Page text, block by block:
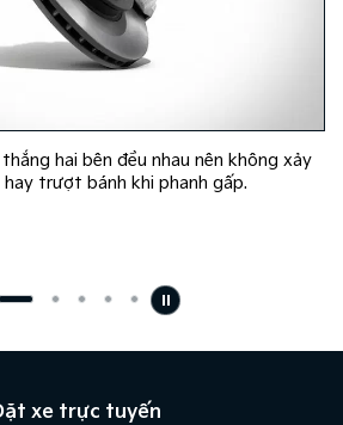
hai bên đều nhau nên không xảy
trượt bánh khi phanh gấp.
xe trực tuyến